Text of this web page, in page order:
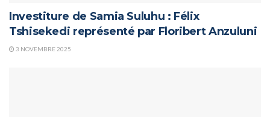
Investiture de Samia Suluhu : Félix
Tshisekedi représenté par Floribert Anzuluni
3 NOVEMBRE 2025